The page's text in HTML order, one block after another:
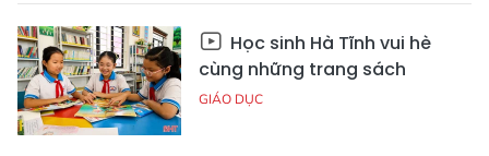
Học sinh Hà Tĩnh vui hè
cùng những trang sách
GIÁO DỤC